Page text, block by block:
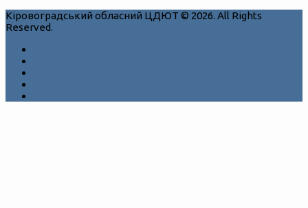
Кіровоградський обласний ЦДЮТ © 2026. All Rights
Reserved.